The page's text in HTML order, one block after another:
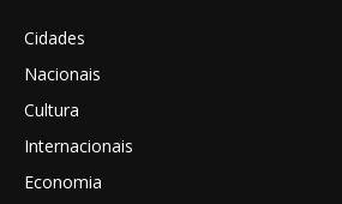
Cidades
Nacionais
Cultura
Internacionais
Economia